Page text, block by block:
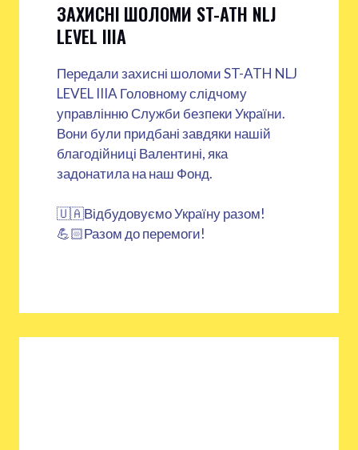
ЗАХИСНІ ШОЛОМИ ST-ATH NLJ
LEVEL IIIA
Передали захисні шоломи ST-ATH NLJ
LEVEL IIIA Головному слідчому
управлінню Служби безпеки України.
Вони були придбані завдяки нашій
благодійниці Валентині, яка
задонатила на наш Фонд.
🇺🇦Відбудовуємо Україну разом!
💪🏻Разом до перемоги!